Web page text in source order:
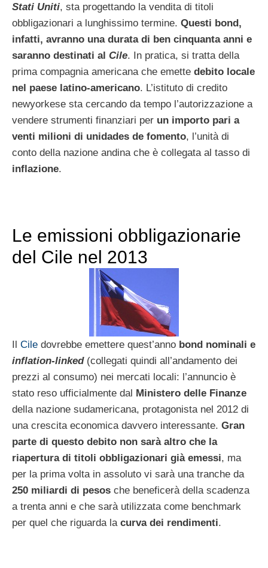
Stati Uniti, sta progettando la vendita di titoli
obbligazionari a lunghissimo termine. Questi bond,
infatti, avranno una durata di ben cinquanta anni e
saranno destinati al Cile. In pratica, si tratta della
prima compagnia americana che emette debito locale
nel paese latino-americano. L’istituto di credito
newyorkese sta cercando da tempo l’autorizzazione a
vendere strumenti finanziari per un importo pari a
venti milioni di unidades de fomento, l’unità di
conto della nazione andina che è collegata al tasso di
inflazione.
Le emissioni obbligazionarie
del Cile nel 2013
Il Cile dovrebbe emettere quest’anno bond nominali e
inflation-linked(collegati quindi all’andamento dei
prezzi al consumo) nei mercati locali: l’annuncio è
stato reso ufficialmente dal Ministero delle Finanze
della nazione sudamericana, protagonista nel 2012 di
una crescita economica davvero interessante. Gran
parte di questo debito non sarà altro che la
riapertura di titoli obbligazionari già emessi, ma
per la prima volta in assoluto vi sarà una tranche da
250 miliardi di pesos che beneficerà della scadenza
a trenta anni e che sarà utilizzata come benchmark
per quel che riguarda la curva dei rendimenti.